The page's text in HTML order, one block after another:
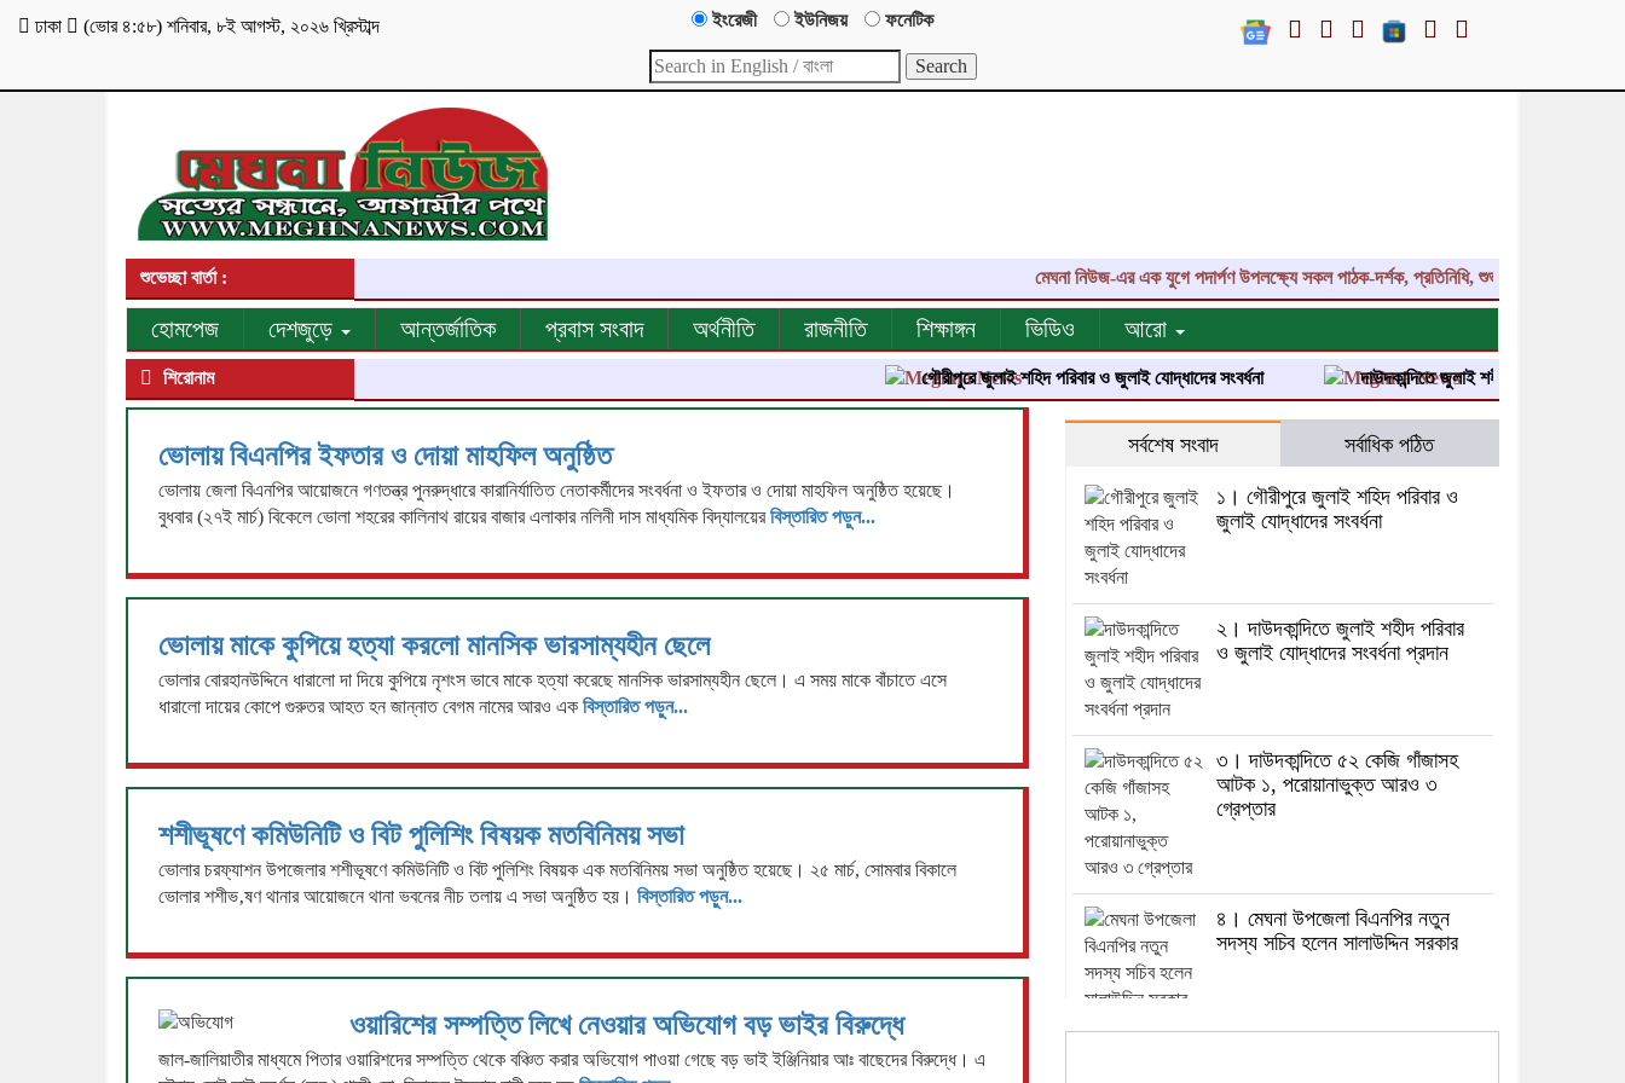
ঢাকা (ভোর ৪:৫৮) শনিবার, ৮ই আগস্ট, ২০২৬ খ্রিস্টাব্দ ইংরেজী ইউনিজয় ফনেটিক
শুভেচ্ছা বার্তা : মেঘনা নিউজ-এর এক যুগে পদার্পণ উপলক্ষ্যে সকল পাঠক-দর্শক, প্রতিনিধি, শুভাকাঙ্ক্ষী, সহযোগী,
হোমপেজ দেশজুড়ে আন্তর্জাতিক প্রবাস সংবাদ অর্থনীতি রাজনীতি শিক্ষাঙ্গন ভিডিও আরো
শিরোনাম গৌরীপুরে জুলাই শহিদ পরিবার ও জুলাই যোদ্ধাদের সংবর্ধনা দাউদকান্দিতে জুলাই শহীদ পরিবার ও জুলাই
ভোলায় বিএনপির ইফতার ও দোয়া মাহফিল অনুষ্ঠিত
ভোলায় জেলা বিএনপির আয়োজনে গণতন্ত্র পুনরুদ্ধারে কারানির্যাতিত নেতাকর্মীদের সংবর্ধনা ও ইফতার ও দোয়া মাহফিল অনুষ্ঠিত হয়েছে।
বুধবার (২৭ই মার্চ) বিকেলে ভোলা শহরের কালিনাথ রায়ের বাজার এলাকার নলিনী দাস মাধ্যমিক বিদ্যালয়েরবিস্তারিত পড়ুন...
ভোলায় মাকে কুপিয়ে হত্যা করলো মানসিক ভারসাম্যহীন ছেলে
ভোলার বোরহানউদ্দিনে ধারালো দা দিয়ে কুপিয়ে নৃশংস ভাবে মাকে হত্যা করেছে মানসিক ভারসাম্যহীন ছেলে। এ সময় মাকে বাঁচাতে এসে
ধারালো দায়ের কোপে গুরুতর আহত হন জান্নাত বেগম নামের আরও এক বিস্তারিত পড়ুন...
শশীভূষণে কমিউনিটি ও বিট পুলিশিং বিষয়ক মতবিনিময় সভা
ভোলার চরফ্যাশন উপজেলার শশীভূষণে কমিউনিটি ও বিট পুলিশিং বিষয়ক এক মতবিনিময় সভা অনুষ্ঠিত হয়েছে। ২৫ মার্চ, সোমবার বিকালে
ভোলার শশীভ‚ষণ থানার আয়োজনে থানা ভবনের নীচ তলায় এ সভা অনুষ্ঠিত হয়। বিস্তারিত পড়ুন...
ওয়ারিশের সম্পত্তি লিখে নেওয়ার অভিযোগ বড় ভাইর বিরুদ্ধে
জাল-জালিয়াতীর মাধ্যমে পিতার ওয়ারিশদের সম্পত্তি থেকে বঞ্চিত করার অভিযোগ পাওয়া গেছে বড় ভাই ইঞ্জিনিয়ার আঃ বাছেদের বিরুদ্ধে। এ
সর্বশেষ সংবাদ সর্বাধিক পঠিত
১। গৌরীপুরে জুলাই শহিদ পরিবার ও
জুলাই যোদ্ধাদের সংবর্ধনা
২। দাউদকান্দিতে জুলাই শহীদ পরিবার
ও জুলাই যোদ্ধাদের সংবর্ধনা প্রদান
৩। দাউদকান্দিতে ৫২ কেজি গাঁজাসহ
আটক ১, পরোয়ানাভুক্ত আরও ৩
গ্রেপ্তার
৪। মেঘনা উপজেলা বিএনপির নতুন
সদস্য সচিব হলেন সালাউদ্দিন সরকার